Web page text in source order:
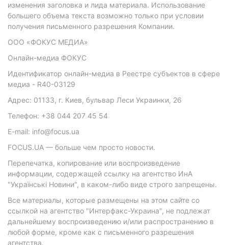
изменения заголовка и лида материала. Использование
большего объема текста возможно только при условии
получения письменного разрешения Компании.
ООО «ФОКУС МЕДИА»
Онлайн-медиа ФОКУС
Идентификатор онлайн-медиа в Реестре субъектов в сфере
медиа - R40-03129
Адрес: 01133, г. Киев, бульвар Леси Украинки, 26
Телефон: +38 044 207 45 54
E-mail: info@focus.ua
FOCUS.UA — больше чем просто новости.
Перепечатка, копирование или воспроизведение
информации, содержащей ссылку на агентство ИнА
"Українські Новини", в каком-либо виде строго запрещены.
Все материалы, которые размещены на этом сайте со
ссылкой на агентство "Интерфакс-Украина", не подлежат
дальнейшему воспроизведению и/или распространению в
любой форме, кроме как с письменного разрешения
агентства.